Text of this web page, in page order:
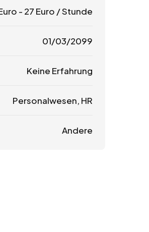
- 27 Euro / Stunde
01/03/2099
Keine Erfahrung
Personalwesen, HR
Andere